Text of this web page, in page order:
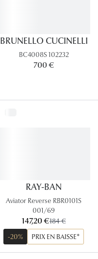
Lunettes
Quiz
Voir tous
BRUNELLO CUCINELLI
BC4008S 102232
700 €
RAY-BAN
Aviator Reverse RBR0101S
001/69
maintenant:
147,20 €ancien prix:
184 €
-20%
PRIX EN BAISSE*